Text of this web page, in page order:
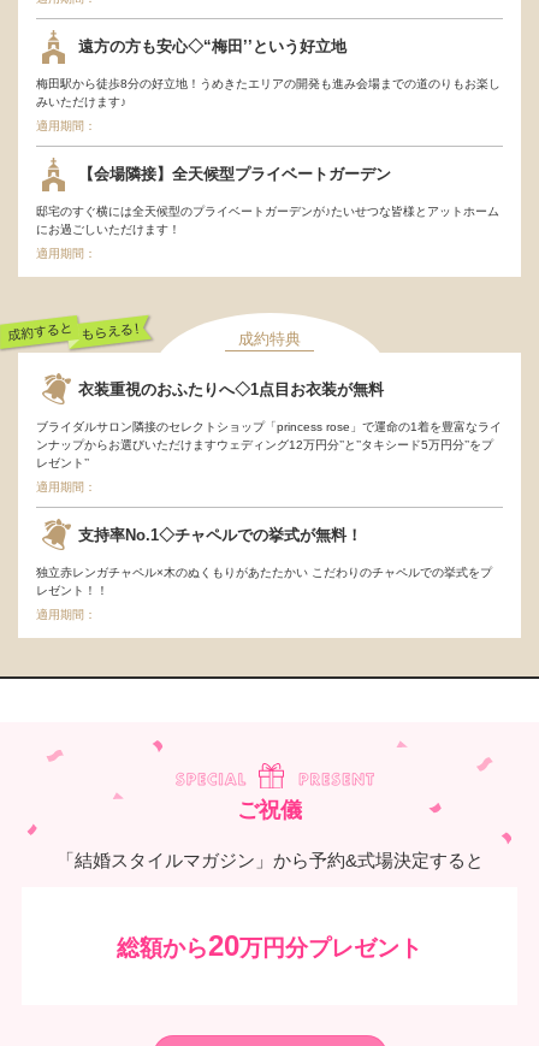
遠方の方も安心◇“梅田’’という好立地
梅田駅から徒歩8分の好立地！うめきたエリアの開発も進み会場までの道のりもお楽し
みいただけます♪
適用期間：
【会場隣接】全天候型プライベートガーデン
邸宅のすぐ横には全天候型のプライベートガーデンが♪たいせつな皆様とアットホーム
にお過ごしいただけます！
適用期間：
成約特典
衣装重視のおふたりへ◇1点目お衣装が無料
ブライダルサロン隣接のセレクトショップ「princess rose」で運命の1着を豊富なライ
ンナップからお選びいただけますウェディング12万円分’’と’’タキシード5万円分’’をプ
レゼント’’
適用期間：
支持率No.1◇チャペルでの挙式が無料！
独立赤レンガチャペル×木のぬくもりがあたたかい こだわりのチャペルでの挙式をプ
レゼント！！
適用期間：
ご祝儀
「結婚スタイルマガジン」から予約&式場決定すると
総額から20万円分プレゼント